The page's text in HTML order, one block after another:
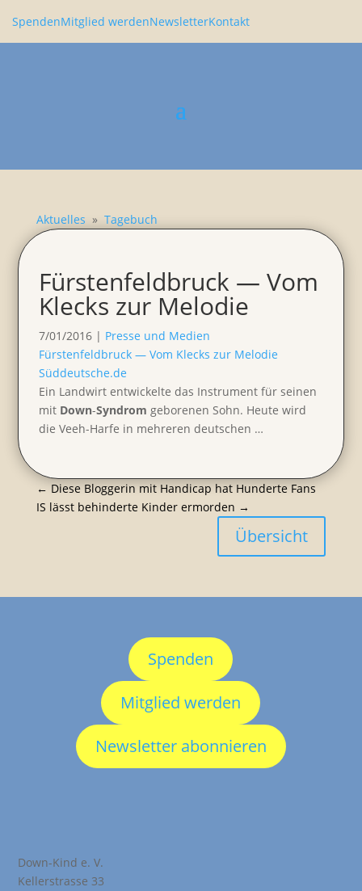
SpendenMitglied werdenNewsletterKontakt
Aktuelles » Tagebuch
Fürsten­feld­bruck — Vom
Klecks zur Melodie
7/01/2016 | Presse und Medien
Fürsten­feld­bruck — Vom Klecks zur Melodie
Süddeutsche.de
Ein Landwirt entwi­ckelte das Instru­ment für seinen
mit Down-Syndrom geborenen Sohn. Heute wird
die Veeh-Harfe in mehreren deutschen …
← Diese Bloggerin mit Handicap hat Hunderte Fans
IS lässt behin­derte Kinder ermorden →
Übersicht
Spenden
Mitglied werden
Newsletter abonnieren
Down-Kind e. V.
Kellerstrasse 33